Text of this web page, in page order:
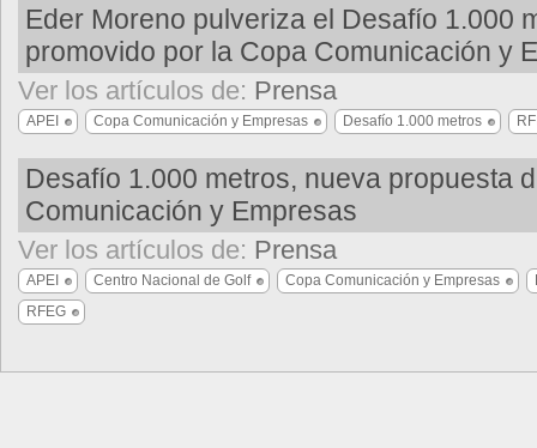
Eder Moreno pulveriza el Desafío 1.000
promovido por la Copa Comunicación y
Ver los artículos de: Prensa
APEI Copa Comunicación y Empresas Desafío 1.000 metros
Desafío 1.000 metros, nueva propuesta
Comunicación y Empresas
Ver los artículos de: Prensa
APEI Centro Nacional de Golf Copa Comunicación y Empresas
RFEG